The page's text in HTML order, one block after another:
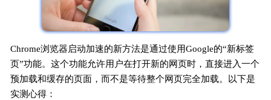
Chrome浏览器启动加速的新方法是通过使用Google的“新标签
页”功能。这个功能允许用户在打开新的网页时，直接进入一个
预加载和缓存的页面，而不是等待整个网页完全加载。以下是
实测心得：